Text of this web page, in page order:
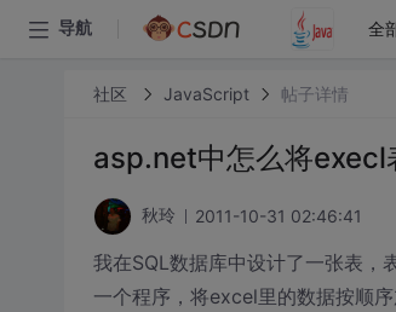
导航 全
社区 JavaScript 帖子详情
asp.net中怎么将execl
秋玲 2011-10-31 02:46:41
我在SQL数据库中设计了一张表，
一个程序，将excel里的数据按顺